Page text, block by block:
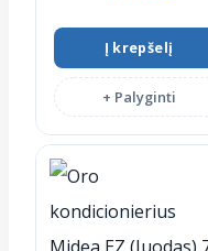
Į krepšelį
+ Palyginti